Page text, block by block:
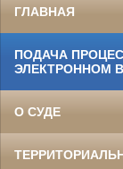
ГЛАВНАЯ
ПОДАЧА
ЭЛЕКТРОННОМ
О СУДЕ